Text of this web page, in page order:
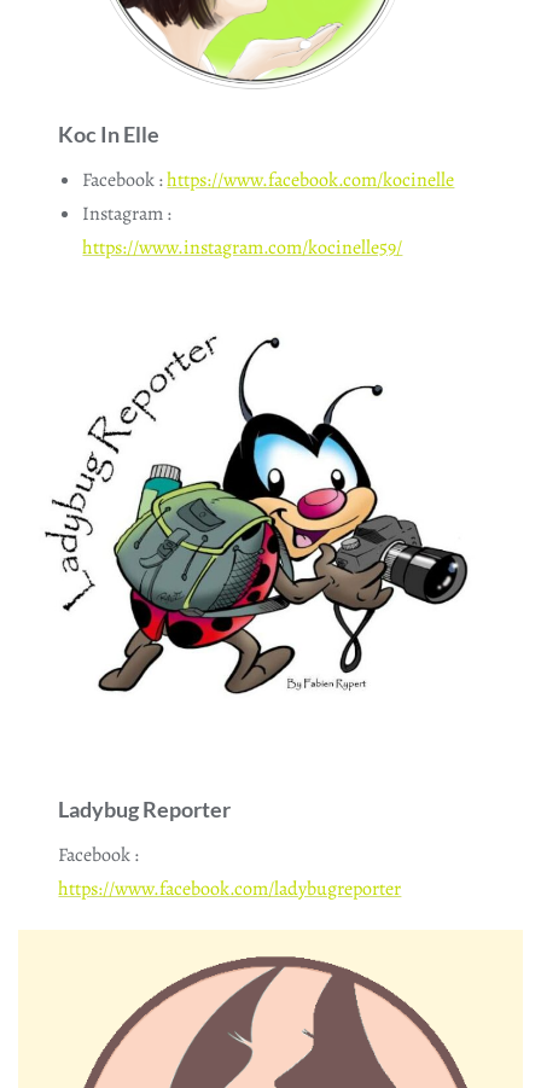
Koc In Elle
Facebook :https://www.facebook.com/kocinelle
Instagram :
https://www.instagram.com/kocinelle59/
Ladybug Reporter
Facebook :
https://www.facebook.com/ladybugreporter